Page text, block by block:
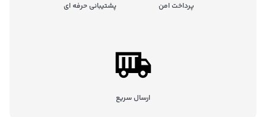
پرداخت امن پشتیبانی حرفه ای
ارسال سریع